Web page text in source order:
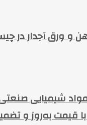
و ورق آجدار در
مواد شیمیایی
قیمت به‌روز و